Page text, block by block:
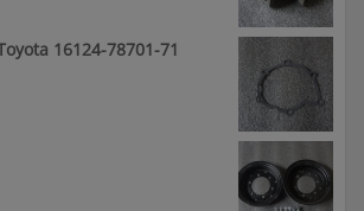
16124-78701-71